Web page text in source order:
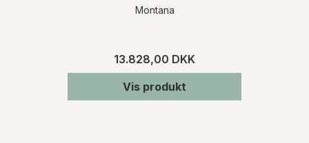
Montana
13.828,00 DKK
Vis produkt